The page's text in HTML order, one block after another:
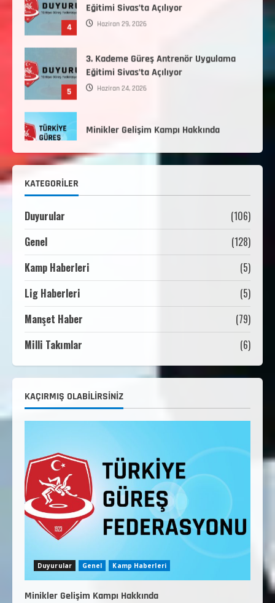
4
5 Haziran 24, 2026
2
3. KADEME GÜREŞ ANTRENÖRLÜĞÜ
Temmuz 2, 2026
4
Eğitimi Sivas’ta Açılıyor
KATEGORILER
Duyurular
(106)
Genel
(128)
Kamp Haberleri
(5)
Lig Haberleri
(5)
Manşet Haber
(79)
Milli Takımlar
(6)
KAÇIRMIŞ OLABILIRSINIZ
Duyurular Genel Kamp Haberleri
Minikler Gelişim Kampı Hakkında